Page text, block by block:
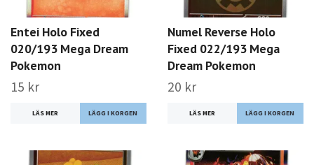
Entei Holo Fixed
020/193 Mega Dream
Pokemon
15 kr
LÄS MER
Numel Reverse Holo
Fixed 022/193 Mega
Dream Pokemon
20 kr
LÄS MER